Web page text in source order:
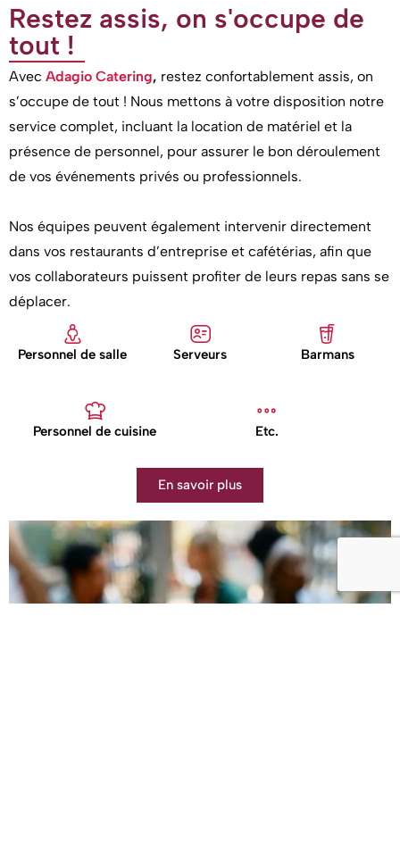
Restez assis, on s'occupe de
tout !
Avec Adagio Catering, restez confortablement assis, on
s’occupe de tout ! Nous mettons à votre disposition notre
service complet, incluant la location de matériel et la
présence de personnel, pour assurer le bon déroulement
de vos événements privés ou professionnels.
Nos équipes peuvent également intervenir directement
dans vos restaurants d’entreprise et cafétérias, afin que
vos collaborateurs puissent profiter de leurs repas sans se
déplacer.
Personnel de salle Serveurs Barmans
Personnel de cuisine Etc.
En savoir plus